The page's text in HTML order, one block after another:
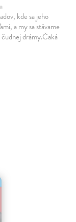
kde sa jeho
a my sa stávame
drámy.Čaká